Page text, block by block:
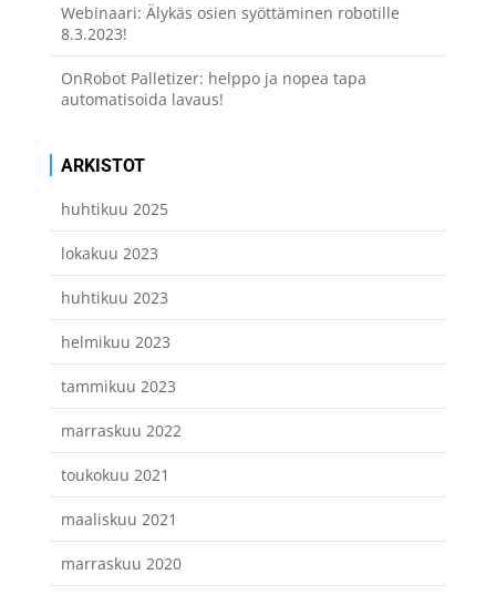
Webinaari: Älykäs osien syöttäminen robotille
8.3.2023!
OnRobot Palletizer: helppo ja nopea tapa
automatisoida lavaus!
ARKISTOT
huhtikuu 2025
lokakuu 2023
huhtikuu 2023
helmikuu 2023
tammikuu 2023
marraskuu 2022
toukokuu 2021
maaliskuu 2021
marraskuu 2020